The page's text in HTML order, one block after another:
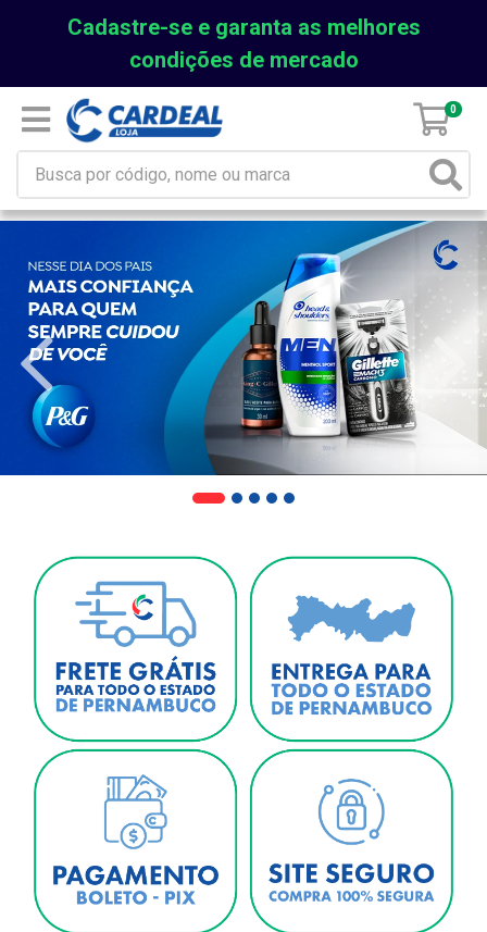
Cadastre-se e garanta as melhores
condições de mercado
0